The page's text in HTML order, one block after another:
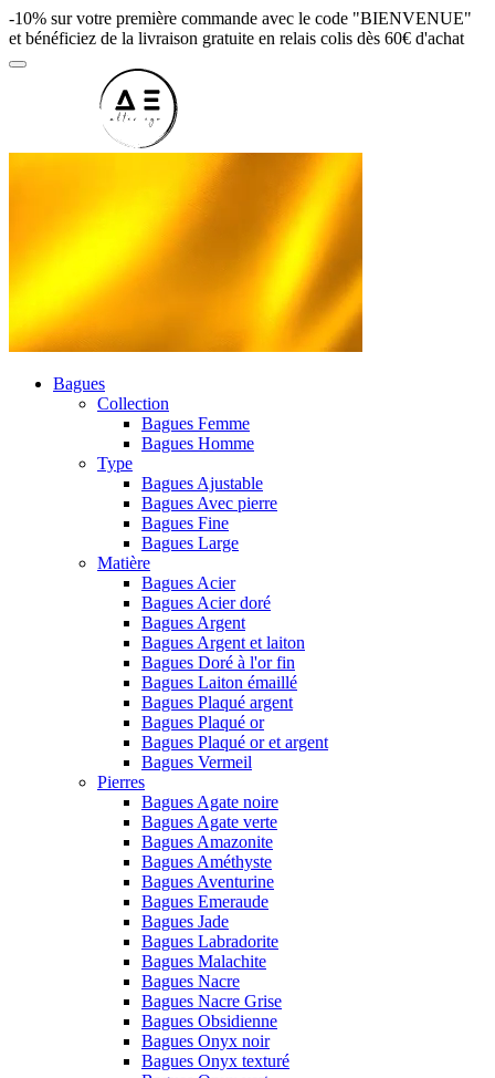
-10% sur votre première commande avec le code "BIENVENUE"
et bénéficiez de la livraison gratuite en relais colis dès 60€ d'achat
Bagues
Collection
Bagues Femme
Bagues Homme
Type
Bagues Ajustable
Bagues Avec pierre
Bagues Fine
Bagues Large
Matière
Bagues Acier
Bagues Acier doré
Bagues Argent
Bagues Argent et laiton
Bagues Doré à l'or fin
Bagues Laiton émaillé
Bagues Plaqué argent
Bagues Plaqué or
Bagues Plaqué or et argent
Bagues Vermeil
Pierres
Bagues Agate noire
Bagues Agate verte
Bagues Amazonite
Bagues Améthyste
Bagues Aventurine
Bagues Emeraude
Bagues Jade
Bagues Labradorite
Bagues Malachite
Bagues Nacre
Bagues Nacre Grise
Bagues Obsidienne
Bagues Onyx noir
Bagues Onyx texturé